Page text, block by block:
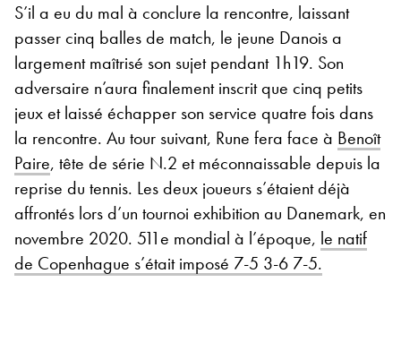
S’il a eu du mal à conclure la rencontre, laissant
passer cinq balles de match, le jeune Danois a
largement maîtrisé son sujet pendant 1h19. Son
adversaire n’aura finalement inscrit que cinq petits
jeux et laissé échapper son service quatre fois dans
la rencontre. Au tour suivant, Rune fera face à Benoît
Paire, tête de série N.2 et méconnaissable depuis la
reprise du tennis. Les deux joueurs s’étaient déjà
affrontés lors d’un tournoi exhibition au Danemark, en
novembre 2020. 511e mondial à l’époque, le natif
de Copenhague s’était imposé 7-5 3-6 7-5.